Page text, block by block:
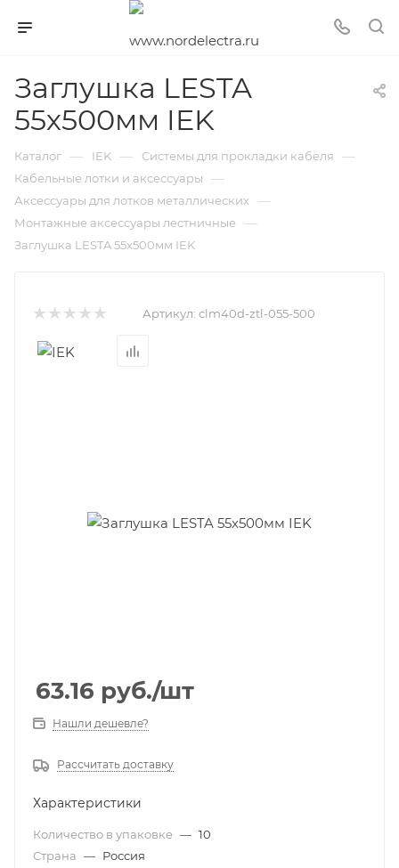
Заглушка LESTA
55х500мм IEK
Каталог — IEK — Системы для прокладки кабеля —
Кабельные лотки и аксессуары —
Аксессуары для лотков металлических —
Монтажные аксессуары лестничные —
Заглушка LESTA 55х500мм IEK
Артикул: clm40d-ztl-055-500
63.16 руб./шт
Нашли дешевле?
Рассчитать доставку
Характеристики
Количество в упаковке — 10
Страна — Россия